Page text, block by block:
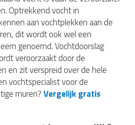
Optrekkend vocht in
aan vochtplekken aan de
dit wordt ook wel een
genoemd. Vochtdoorslag
veroorzaakt door de
en zit verspreid over de hele
vochtspecialist voor de
muren?Vergelijk gratis